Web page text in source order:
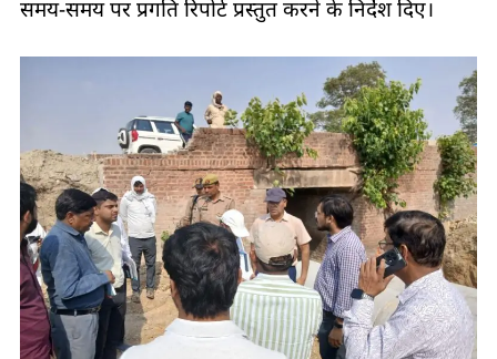
समय-समय पर प्रगति रिपोर्ट प्रस्तुत करने के निर्देश दिए।